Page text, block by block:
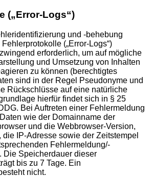
(„Error-Logs“)
und -behebung
(„Error-Logs“)
erforderlich, um auf mögliche
und Umsetzung von Inhalten
zu können (berechtigtes
sind in der Regel Pseudonyme und
Rückschlüsse auf eine natürliche
hierfür findet sich in § 25
Bei Auftreten einer Fehlermeldung
wie der Domainname der
und die Webbrowser-Version,
IP-Adresse sowie der Zeitstempel
Fehlermeldung/-
Die Speicherdauer dieser
bis zu 7 Tage. Ein
nicht.